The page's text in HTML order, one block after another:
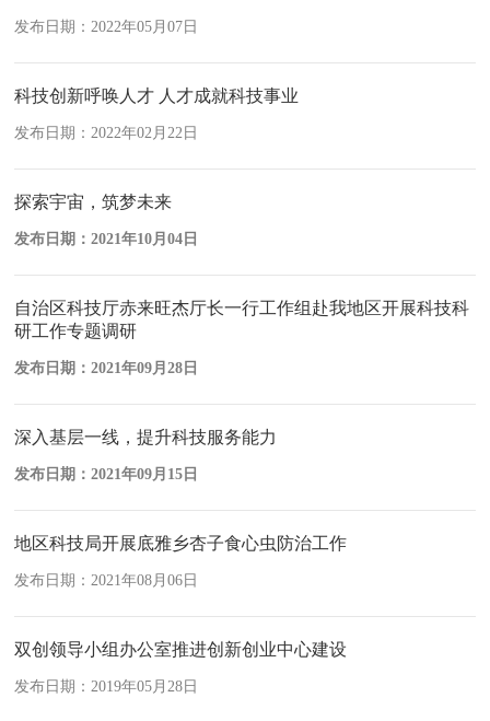
发布日期：2022年05月07日
科技创新呼唤人才 人才成就科技事业
发布日期：2022年02月22日
探索宇宙，筑梦未来
发布日期：2021年10月04日
自治区科技厅赤来旺杰厅长一行工作组赴我地区开展科技科
研工作专题调研
发布日期：2021年09月28日
深入基层一线，提升科技服务能力
发布日期：2021年09月15日
地区科技局开展底雅乡杏子食心虫防治工作
发布日期：2021年08月06日
双创领导小组办公室推进创新创业中心建设
发布日期：2019年05月28日